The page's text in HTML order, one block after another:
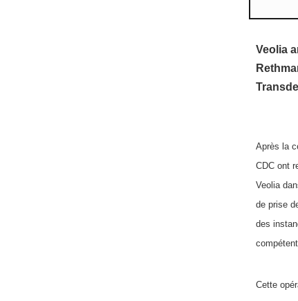
Veolia
Après la
CDC ont
Veolia
de prise
des
Cette